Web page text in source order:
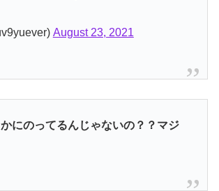
August 23, 2021
にのってるんじゃないの？？マジ